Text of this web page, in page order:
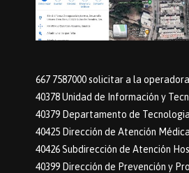
667 7587000 solicitar a la
40378 Unidad de Información y
40379 Departamento de
40425 Dirección de Atención Médica
40426 Subdirección de Atención
40399 Dirección de Prevención y